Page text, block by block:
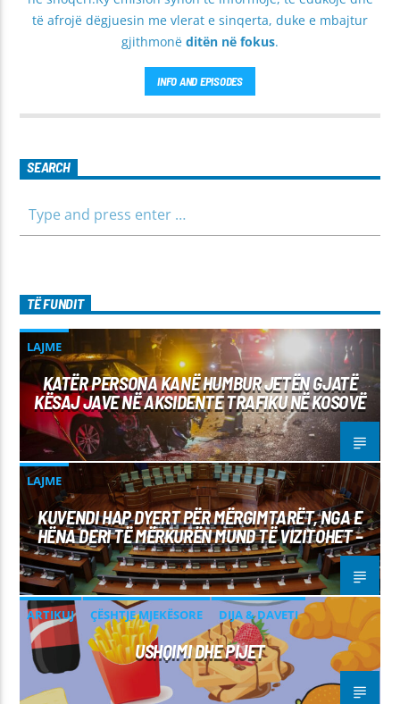
të afrojë dëgjuesin me vlerat e sinqerta, duke e mbajtur
gjithmonë ditën në fokus.
INFO AND EPISODES
SEARCH
TË FUNDIT
LAJME
KATËR PERSONA KANË HUMBUR JETËN GJATË
KËSAJ JAVE NË AKSIDENTE TRAFIKU NË KOSOVË
LAJME
KUVENDI HAP DYERT PËR MËRGIMTARËT, NGA E
HËNA DERI TË MËRKURËN MUND TË VIZITOHET –
ARTIKUJ ÇËSHTJE MJEKËSORE DIJA & DAVETI
USHQIMI DHE PIJET